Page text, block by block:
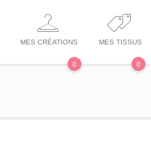
MES CRÉATIONS
0
MES TISSUS
0